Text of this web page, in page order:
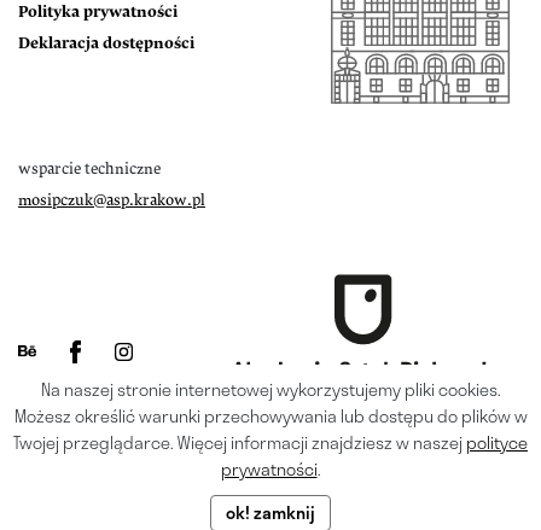
Polityka prywatności
Deklaracja dostępności
wsparcie techniczne
mosipczuk@asp.krakow.pl
© Wszystkie prawa zastrzeżone
Na naszej stronie internetowej wykorzystujemy pliki cookies.
Możesz określić warunki przechowywania lub dostępu do plików w
Twojej przeglądarce. Więcej informacji znajdziesz w naszejpolityce
prywatności.
ok! zamknij